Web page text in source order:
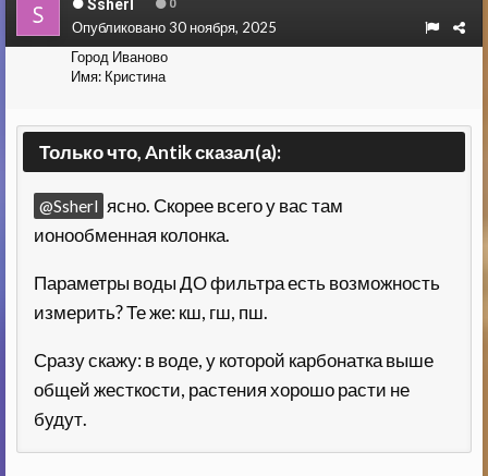
Ssherl 0
Город Иваново
Имя: Кристина
Опубликовано30 ноября, 2025
Только что, Antik сказал(а):
@Ssherl ясно. Скорее всего у вас там
ионообменная колонка.
Параметры воды ДО фильтра есть возможность
измерить? Те же: кш, гш, пш.
Сразу скажу: в воде, у которой карбонатка выше
общей жесткости, растения хорошо расти не
будут.